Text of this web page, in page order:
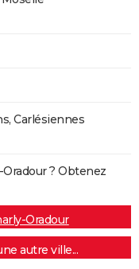
Carlésiennes
? Obtenez
Oradour
autre ville...